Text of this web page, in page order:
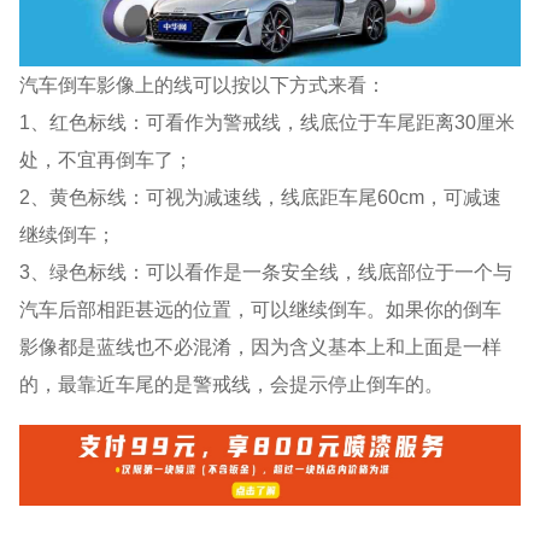
汽车倒车影像上的线可以按以下方式来看：
1、红色标线：可看作为警戒线，线底位于车尾距离30厘米
处，不宜再倒车了；
2、黄色标线：可视为减速线，线底距车尾60cm，可减速
继续倒车；
3、绿色标线：可以看作是一条安全线，线底部位于一个与
汽车后部相距甚远的位置，可以继续倒车。如果你的倒车
影像都是蓝线也不必混淆，因为含义基本上和上面是一样
的，最靠近车尾的是警戒线，会提示停止倒车的。